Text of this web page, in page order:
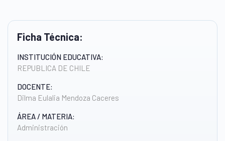
Ficha Técnica:
INSTITUCIÓN EDUCATIVA:
REPUBLICA DE CHILE
DOCENTE:
Dilma Eulalia Mendoza Caceres
ÁREA / MATERIA:
Administración